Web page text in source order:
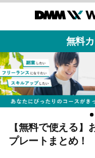
無料
【無料で使える
プレートまとめ！